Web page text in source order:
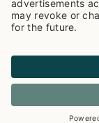
auf der
Cookie info